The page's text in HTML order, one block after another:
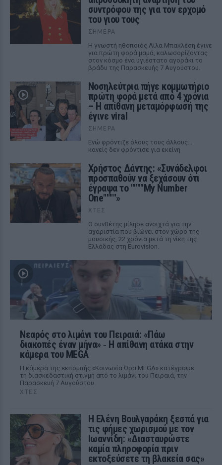
συντρόφου της για τον ερχομό
του γιου τους
ΣΉΜΕΡΑ
Η γνωστή ηθοποιός Λίλα Μπακλέση έγινε
για πρώτη φορά μαμά, καλωσορίζοντας
στον κόσμο ένα υγιέστατο αγοράκι το
βράδυ της Παρασκευής 7 Αυγούστου.
Νοσηλεύτρια πήγε κομμωτήριο
πρώτη φορά μετά από 4 χρόνια
– Η απίθανη μεταμόρφωσή της
έγινε viral
ΣΉΜΕΡΑ
Ενώ φρόντιζε όλους τους άλλους...
κανείς δεν φρόντισε για εκείνη
Χρήστος Δάντης: «Συνάδελφοι
προσπαθούν να ξεχάσουν ότι
έγραψα το """"My Number
One""""»
ΧΤΕΣ
Ο συνθέτης μίλησε ανοιχτά για την
αχαριστία που βιώνει στον χώρο της
μουσικής, 22 χρόνια μετά τη νίκη της
Ελλάδας στη Eurovision.
Νεαρός στο λιμάνι του Πειραιά: «Πάω
διακοπές έναν μήνα» ‑ Η απίθανη ατάκα στην
κάμερα του MEGA
Η κάμερα της εκπομπής «Κοινωνία Ώρα MEGA» κατέγραψε
τη διασκεδαστική στιγμή από το λιμάνι του Πειραιά, την
Παρασκευή 7 Αυγούστου.
ΧΤΕΣ
Η Ελένη Βουλγαράκη ξεσπά για
τις φήμες χωρισμού με τον
Ιωαννίδη: «Διασταυρώστε
καμία πληροφορία πριν
εκτοξεύσετε τη βλακεία σας»